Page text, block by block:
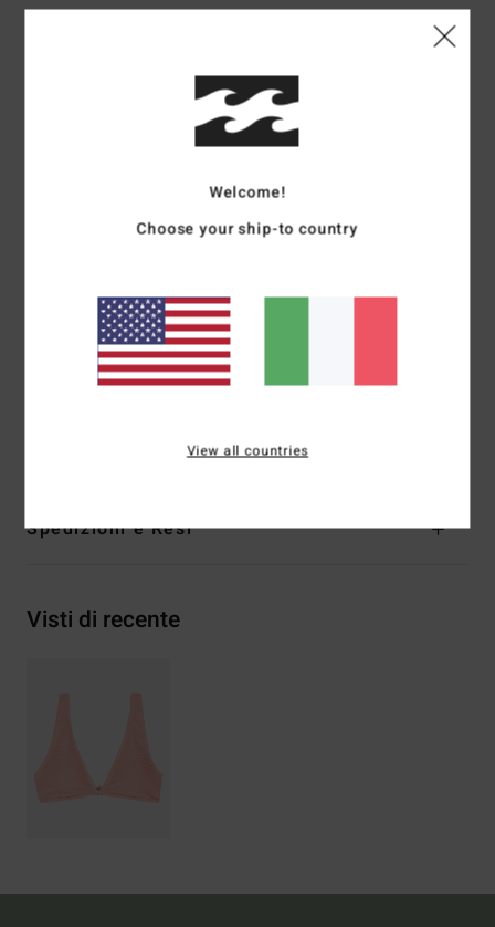
collezione Tanlines
tessuto Tanlines misto di 91% poliestere
scollo profondo
Chiusura:gancio a S centrale in posizione posteriore
Copertura:Copertura media
Marcatura:logo ricamato
Spedizioni e Resi
Visti di recente
Welcome!
Choose your ship-to country
View all countries